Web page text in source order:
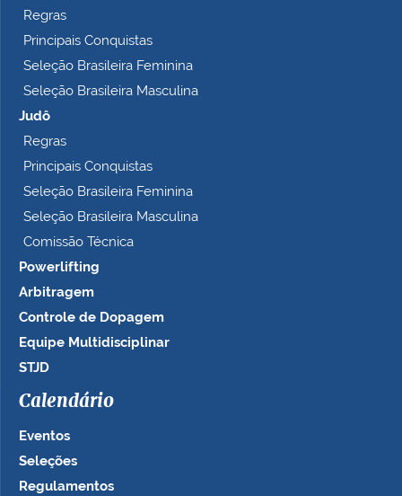
Regras
Principais Conquistas
Seleção Brasileira Feminina
Seleção Brasileira Masculina
Judô
Regras
Principais Conquistas
Seleção Brasileira Feminina
Seleção Brasileira Masculina
Comissão Técnica
Powerlifting
Arbitragem
Controle de Dopagem
Equipe Multidisciplinar
STJD
Calendário
Eventos
Seleções
Regulamentos